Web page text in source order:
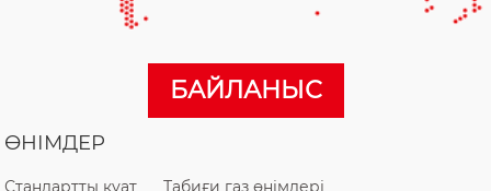
БАЙЛАНЫС
ӨНІМДЕР
Стандартты қуат
Табиғи газ өнімдері